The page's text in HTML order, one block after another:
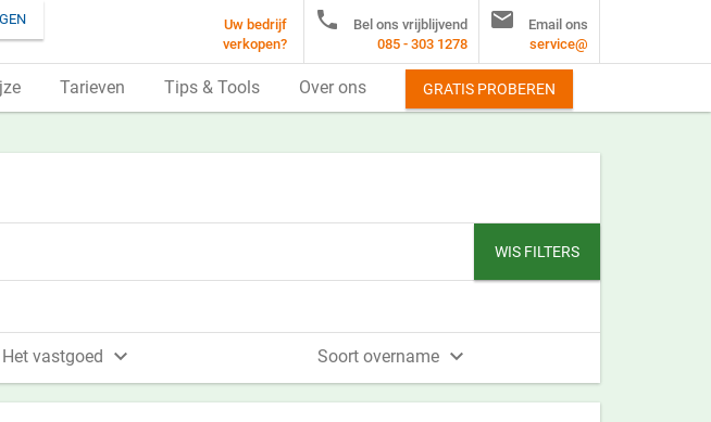
Het vastgoed  Soort overname 
WIS FILTERS
Uw bedrijf
verkopen?

Bel ons vrijblijvend
085 - 303 1278

Email ons
service@
Tarieven Tips & Tools Over ons GRATIS PROBEREN